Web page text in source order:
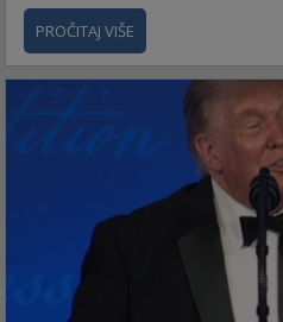
PROČITAJ VIŠE